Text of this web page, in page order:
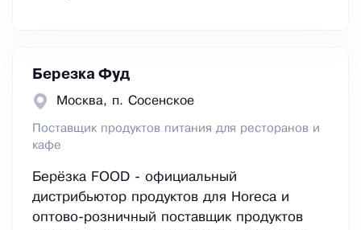
Березка Фуд
Москва, п. Сосенское
Поставщик продуктов питания для ресторанов и
кафе
Берёзка FOOD - официальный
дистрибьютор продуктов для Horeca и
оптово-розничный поставщик продуктов